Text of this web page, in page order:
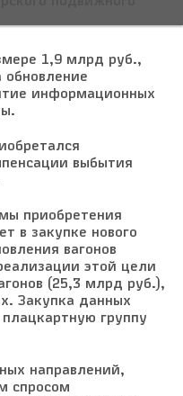
1,9 млрд руб.,
обновление
информационных
выбытия
приобретения
в закупке нового
вагонов
этой цели
(25,3 млрд руб.),
Закупка данных
группу
направлений,
спросом